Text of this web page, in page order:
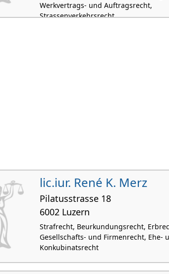
Werkvertrags- und Auftragsrecht,
Strassenverkehrsrecht
lic.iur. René K. Merz
Pilatusstrasse 18
6002 Luzern
Strafrecht, Beurkundungsrecht,
Gesellschafts- und Firmenrecht, Ehe-
Konkubinatsrecht